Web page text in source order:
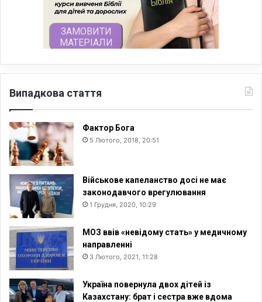
Випадкова стаття
Фактор Бога
5 Лютого, 2018, 20:51
Військове капеланство досі не має
законодавчого врегулювання
1 Грудня, 2020, 10:29
МОЗ ввів «невідому стать» у медичному
направленні
3 Лютого, 2021, 11:28
Україна повернула двох дітей із
Казахстану: брат і сестра вже вдома